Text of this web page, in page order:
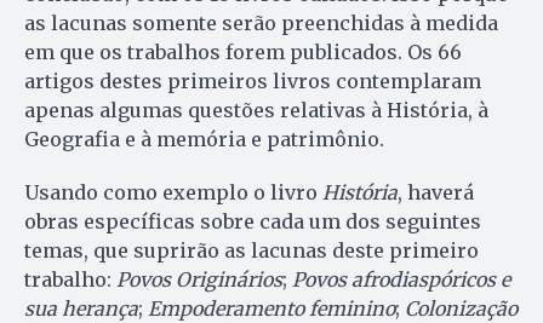
as lacunas somente serão preenchidas à medida
em que os trabalhos forem publicados. Os 66
artigos destes primeiros livros contemplaram
apenas algumas questões relativas à História, à
Geografia e à memória e patrimônio.
Usando como exemplo o livro História, haverá
obras específicas sobre cada um dos seguintes
temas, que suprirão as lacunas deste primeiro
trabalho: Povos Originários; Povos afrodiaspóricos e
sua herança; Empoderamento feminino; Colonização